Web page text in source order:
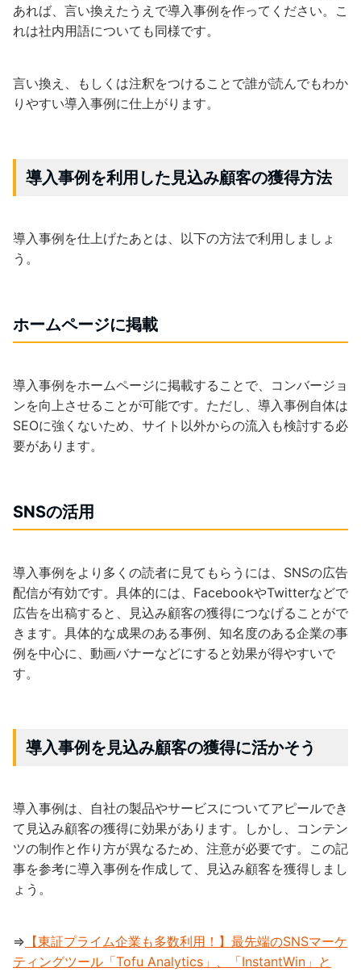
あれば、言い換えたうえで導入事例を作ってください。こ
れは社内用語についても同様です。
言い換え、もしくは注釈をつけることで誰が読んでもわか
りやすい導入事例に仕上がります。
導入事例を利用した見込み顧客の獲得方法
導入事例を仕上げたあとは、以下の方法で利用しましょ
う。
ホームページに掲載
導入事例をホームページに掲載することで、コンバージョ
ンを向上させることが可能です。ただし、導入事例自体は
SEOに強くないため、サイト以外からの流入も検討する必
要があります。
SNSの活用
導入事例をより多くの読者に見てもらうには、SNSの広告
配信が有効です。具体的には、FacebookやTwitterなどで
広告を出稿すると、見込み顧客の獲得につなげることがで
きます。具体的な成果のある事例、知名度のある企業の事
例を中心に、動画バナーなどにすると効果が得やすいで
す。
導入事例を見込み顧客の獲得に活かそう
導入事例は、自社の製品やサービスについてアピールでき
て見込み顧客の獲得に効果があります。しかし、コンテン
ツの制作と作り方が異なるため、注意が必要です。この記
事を参考に導入事例を作成して、見込み顧客を獲得しまし
ょう。
⇒ 【東証プライム企業も多数利用！】最先端のSNSマーケ
ティングツール「Tofu Analytics」、「InstantWin」と